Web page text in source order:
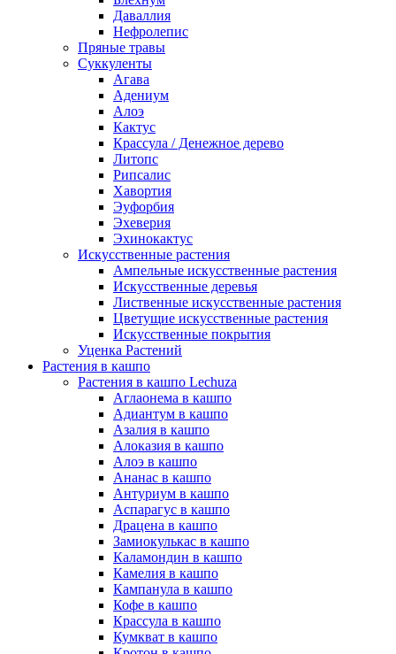
Даваллия
Нефролепис
Пряные травы
Суккуленты
Агава
Адениум
Алоэ
Кактус
Крассула / Денежное дерево
Литопс
Рипсалис
Хавортия
Эуфорбия
Эхеверия
Эхинокактус
Искусственные растения
Ампельные искусственные растения
Искусственные деревья
Лиственные искусственные растения
Цветущие искусственные растения
Искусственные покрытия
Уценка Растений
Растения в кашпо
Растения в кашпо Lechuza
Аглаонема в кашпо
Адиантум в кашпо
Азалия в кашпо
Алоказия в кашпо
Алоэ в кашпо
Ананас в кашпо
Антуриум в кашпо
Аспарагус в кашпо
Драцена в кашпо
Замиокулькас в кашпо
Каламондин в кашпо
Камелия в кашпо
Кампанула в кашпо
Кофе в кашпо
Крассула в кашпо
Кумкват в кашпо